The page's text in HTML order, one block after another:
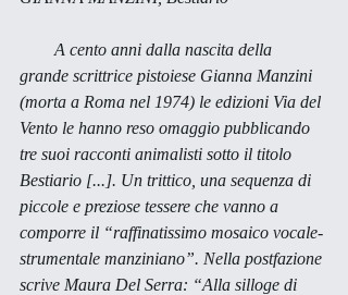
grande scrittrice pistoiese Gianna Manzini
(morta a Roma nel 1974) le edizioni Via del
Vento le hanno reso omaggio pubblicando
tre suoi racconti animalisti sotto il titolo
Bestiario [...]. Un trittico, una sequenza di
piccole e preziose tessere che vanno a
comporre il “raffinatissimo mosaico vocale-
strumentale manziniano”. Nella postfazione
scrive Maura Del Serra: “Alla silloge di